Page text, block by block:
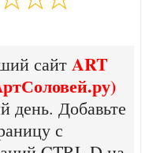
сайт ART
день. Добавьте
с